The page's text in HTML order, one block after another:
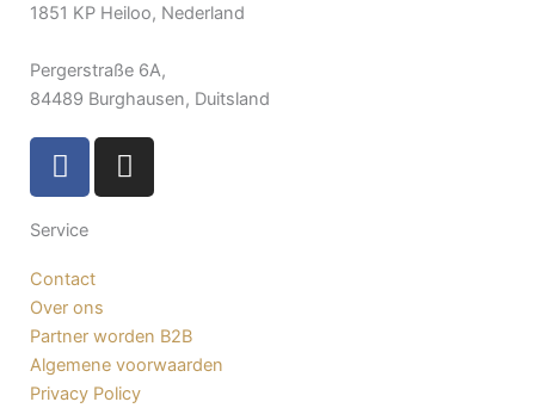
1851 KP Heiloo, Nederland
Pergerstraße 6A,
84489 Burghausen, Duitsland
F
a
e
b
o
o
k
-
I
n
r
a
m
Service
Contact
Over ons
Partner worden B2B
Algemene voorwaarden
Privacy Policy